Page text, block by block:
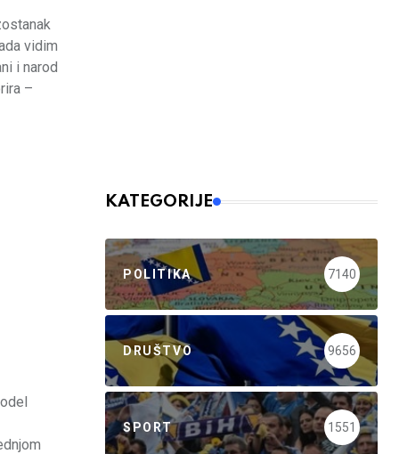
vidim
i narod
–
KATEGORIJE
POLITIKA 7140
DRUŠTVO 9656
SPORT 1551